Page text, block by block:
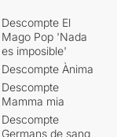
Descompte El
Mago Pop 'Nada
es imposible'
Descompte Ànima
Descompte
Mamma mia
Descompte
Germans de sang